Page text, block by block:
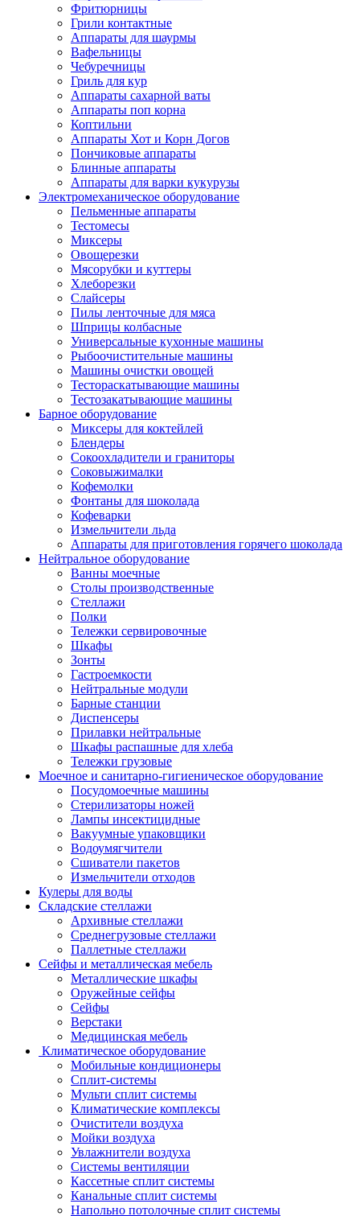
Фритюрницы
Грили контактные
Аппараты для шаурмы
Вафельницы
Чебуречницы
Гриль для кур
Аппараты сахарной ваты
Аппараты поп корна
Коптильни
Аппараты Хот и Корн Догов
Пончиковые аппараты
Блинные аппараты
Аппараты для варки кукурузы
Электромеханическое оборудование
Пельменные аппараты
Тестомесы
Миксеры
Овощерезки
Мясорубки и куттеры
Хлеборезки
Слайсеры
Пилы ленточные для мяса
Шприцы колбасные
Универсальные кухонные машины
Рыбоочистительные машины
Машины очистки овощей
Тестораскатывающие машины
Тестозакатывающие машины
Барное оборудование
Миксеры для коктейлей
Блендеры
Сокоохладители и граниторы
Соковыжималки
Кофемолки
Фонтаны для шоколада
Кофеварки
Измельчители льда
Аппараты для приготовления горячего шоколада
Нейтральное оборудование
Ванны моечные
Столы производственные
Стеллажи
Полки
Тележки сервировочные
Шкафы
Зонты
Гастроемкости
Нейтральные модули
Барные станции
Диспенсеры
Прилавки нейтральные
Шкафы распашные для хлеба
Тележки грузовые
Моечное и санитарно-гигиеническое оборудование
Посудомоечные машины
Стерилизаторы ножей
Лампы инсектицидные
Вакуумные упаковщики
Водоумягчители
Сшиватели пакетов
Измельчители отходов
Кулеры для воды
Складские стеллажи
Архивные стеллажи
Среднегрузовые стеллажи
Паллетные стеллажи
Сейфы и металлическая мебель
Металлические шкафы
Оружейные сейфы
Сейфы
Верстаки
Медицинская мебель
Климатическое оборудование
Мобильные кондиционеры
Сплит-системы
Мульти сплит системы
Климатические комплексы
Очистители воздуха
Мойки воздуха
Увлажнители воздуха
Системы вентиляции
Кассетные сплит системы
Канальные сплит системы
Напольно потолочные сплит системы